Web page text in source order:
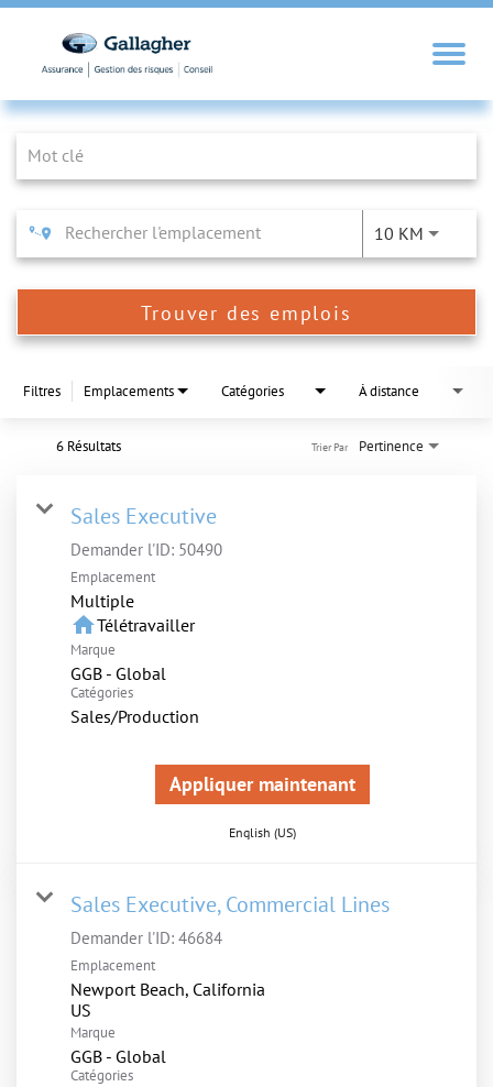
Job Search Page
10 KM
Trouver des emplois
Filtres Emplacements Catégories À distance
6 Résultats Pertinence
Trier Par
Sales Executive
Demander l'ID: 50490
Emplacement
Multiple
homeTélétravailler
Marque
GGB - Global
Catégories
Sales/Production
Appliquer maintenant
English (US)
Sales Executive, Commercial Lines
Demander l'ID: 46684
Emplacement
Newport Beach, California
Marque
GGB - Global
Catégories